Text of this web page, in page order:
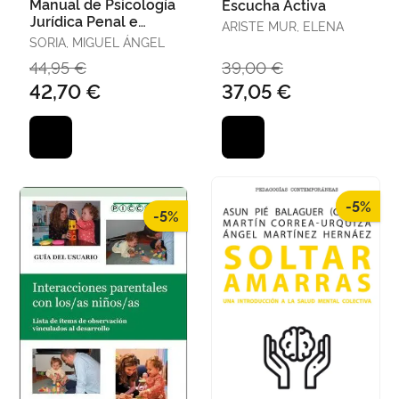
Jurídica Penal e
Investigación
Criminal
SORIA, MIGUEL ÁNGEL
44,95 €
42,70 €
Escucha Activa
ARISTE MUR, ELENA
39,00 €
37,05 €
-5% -5%